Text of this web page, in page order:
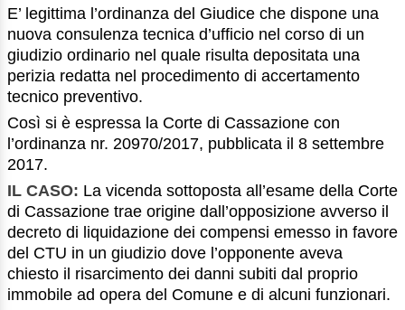
E’ legittima l’ordinanza del Giudice che dispone una
nuova consulenza tecnica d’ufficio nel corso di un
giudizio ordinario nel quale risulta depositata una
perizia redatta nel procedimento di accertamento
tecnico preventivo.
Così si è espressa la Corte di Cassazione con
l’ordinanza nr. 20970/2017, pubblicata il 8 settembre
2017.
IL CASO: La vicenda sottoposta all’esame della Corte
di Cassazione trae origine dall’opposizione avverso il
decreto di liquidazione dei compensi emesso in favore
del CTU in un giudizio dove l’opponente aveva
chiesto il risarcimento dei danni subiti dal proprio
immobile ad opera del Comune e di alcuni funzionari.